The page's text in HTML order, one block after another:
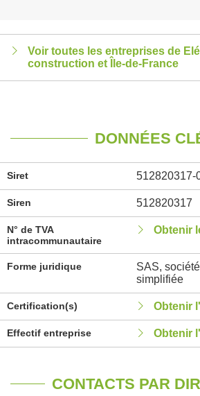
Voir toutes les entreprises de
construction et Île-de-France
DONNÉES
Siret 512820317-
Siren 512820317
N° de TVA
intracommunautaire
Obtenir
Forme juridique
SAS,
simplifiée
Certification(s) Obtenir
Effectif entreprise Obtenir
CONTACTS PAR